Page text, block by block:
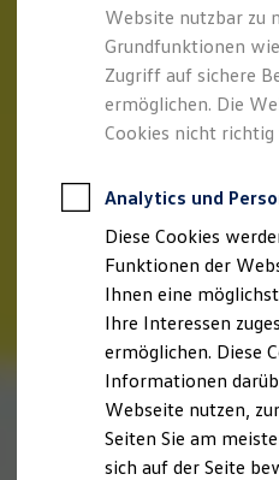
Standorte
Verhaltensgrundsätze
Karriere Magazin
Talentpool
Deine Bewerbung
Onlinebewerbung:
Bewerbungstipps
Eine Absage - was
Anreise zu Interview
Kontakt und Hilfe
Barrierefrei bewerben
Triff unsere Recruiter
Events
Website nutzbar zu
Grundfunktionen
Zugriff auf sichere
ermöglichen. Die
Cookies nicht
Analytics und
Diese Cookies
Funktionen der
Ihnen eine
Ihre Interessen
ermöglichen. Diese
Informationen
Webseite nutzen,
Seiten Sie am
sich auf der Seite